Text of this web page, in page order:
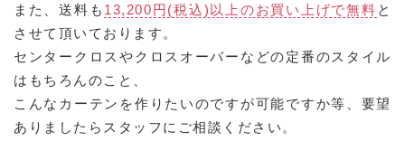
また、送料も 13,200円(税込)以上のお買い上げで無料 と
させて頂いております。
センタークロスやクロスオーバーなどの定番のスタイル
はもちろんのこと、
こんなカーテンを作りたいのですが可能ですか等、要望
ありましたらスタッフにご相談ください。